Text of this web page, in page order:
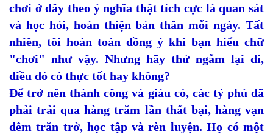
chơi ở đây theo ý nghĩa thật tích cực là quan sát
và học hỏi, hoàn thiện bản thân mỗi ngày. Tất
nhiên, tôi hoàn toàn đồng ý khi bạn hiểu chữ
"chơi" như vậy. Nhưng hãy thử ngẫm lại đi,
điều đó có thực tốt hay không?
Để trở nên thành công và giàu có, các tỷ phú đã
phải trải qua hàng trăm lần thất bại, hàng vạn
đêm trăn trở, học tập và rèn luyện. Họ có một